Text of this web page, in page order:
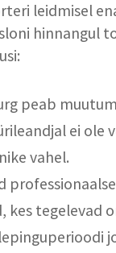
leidmisel
hinnangul
peab
ei ole
vahel.
kes tegelevad